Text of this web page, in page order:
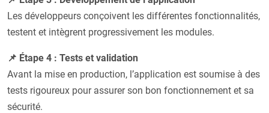
Les développeurs conçoivent les différentes fonctionnalités,
testent et intègrent progressivement les modules.
📌 Étape 4 : Tests et validation
Avant la mise en production, l’application est soumise à des
tests rigoureux pour assurer son bon fonctionnement et sa
sécurité.